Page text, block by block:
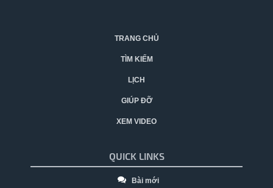
TRANG CHỦ
TÌM KIẾM
LỊCH
GIÚP ĐỠ
XEM VIDEO
QUICK LINKS
Bài mới